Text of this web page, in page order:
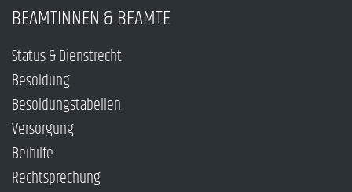
BEAMTINNEN & BEAMTE
Status & Dienstrecht
Besoldung
Besoldungstabellen
Versorgung
Beihilfe
Rechtsprechung